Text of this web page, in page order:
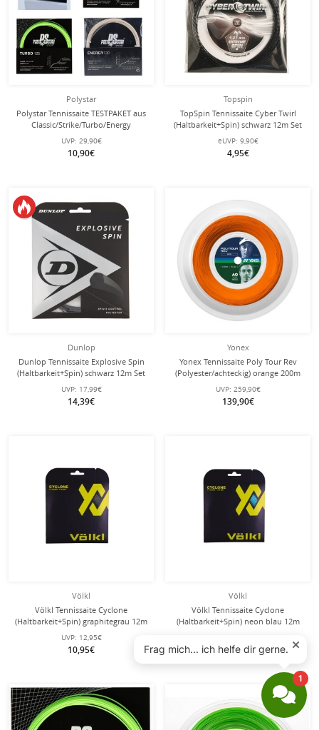
Polystar
Polystar Tennissaite TESTPAKET aus
Classic/Strike/Turbo/Energy
natur/grün 4x12m Set
UVP: 29,90€
10,90€
Topspin
TopSpin Tennissaite Cyber Twirl
(Haltbarkeit+Spin) schwarz 12m Set
eUVP: 9,90€
4,95€
Dunlop
Dunlop Tennissaite Explosive Spin
(Haltbarkeit+Spin) schwarz 12m Set
UVP: 17,99€
14,39€
Yonex
Yonex Tennissaite Poly Tour Rev
(Polyester/achteckig) orange 200m
Rolle
UVP: 259,90€
139,90€
Völkl
Völkl Tennissaite Cyclone
(Haltbarkeit+Spin) graphitegrau 12m
Set
UVP: 12,95€
10,95€
Völkl
Völkl Tennissaite Cyclone
(Haltbarkeit+Spin) neon blau 12m
10,95€